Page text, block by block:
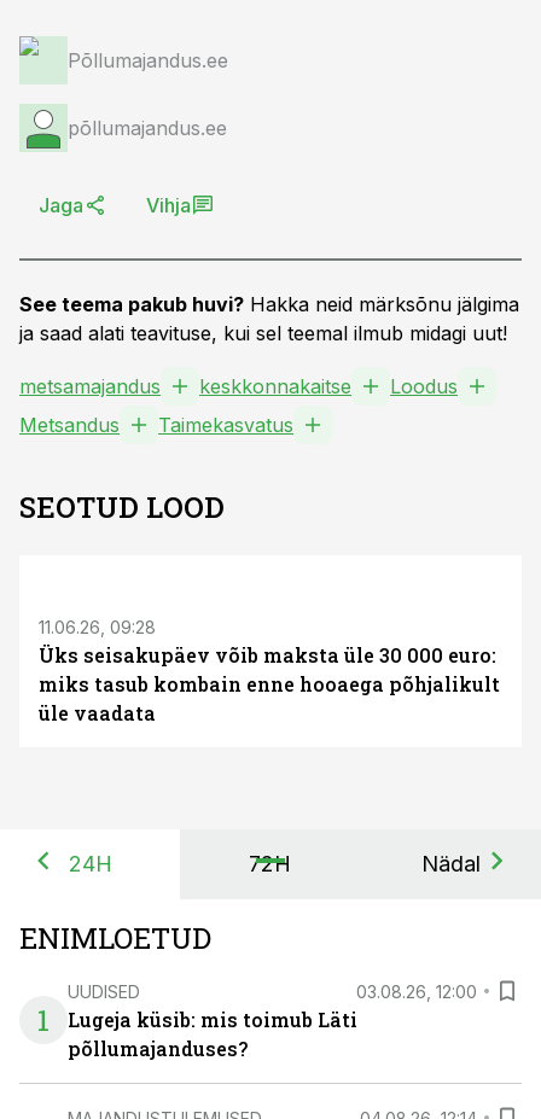
Põllumajandus.ee
põllumajandus.ee
Jaga Vihja
See teema pakub huvi? Hakka neid märksõnu jälgima
ja saad alati teavituse, kui sel teemal ilmub midagi uut!
metsamajandus keskkonnakaitse
Loodus
Metsandus
Taimekasvatus
SEOTUD LOOD
11.06.26, 09:28
Üks seisakupäev võib maksta üle 30 000 euro:
miks tasub kombain enne hooaega põhjalikult
üle vaadata
24H 72H Nädal
ENIMLOETUD
1
UUDISED 03.08.26, 12:00
Lugeja küsib: mis toimub Läti
põllumajanduses?